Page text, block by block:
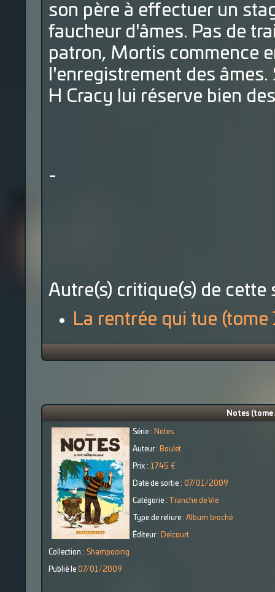
son père à effectuer un
faucheur d'âmes. Pas de
patron, Mortis commence
l'enregistrement des
H Cracy lui réserve bien
-
Autre(s) critique(s) de cette
La rentrée qui tue (tome
Notes (tome
Série : Notes
Auteur : Boulet
Prix : 17.45 €
Date de sortie : 07/01/2009
Catégorie : Tranche de Vie
Type de reliure : Album broché
Éditeur : Delcourt
Collection : Shampooing
Publié le 07/01/2009